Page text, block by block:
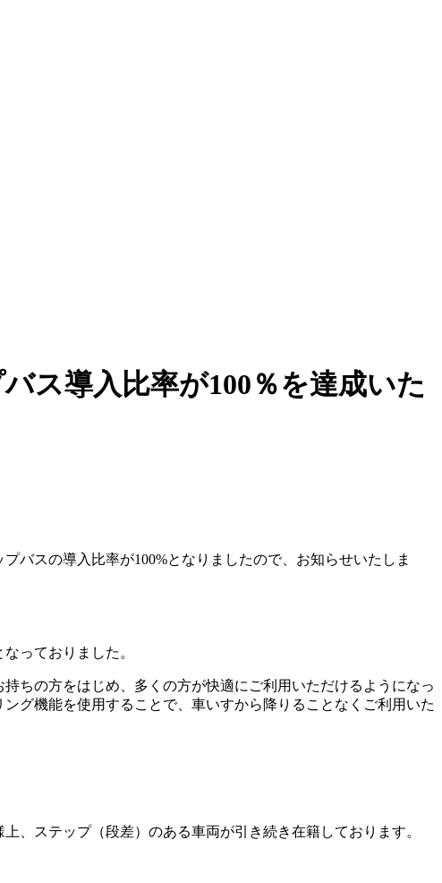
ス導入比率が100％を達成いた
バスの導入比率が100%となりましたので、お知らせいたしま
っておりました。
ちの方をはじめ、多くの方が快適にご利用いただけるようになっ
グ機能を使用することで、車いすから降りることなくご利用いた
、ステップ（段差）のある車両が引き続き在籍しております。